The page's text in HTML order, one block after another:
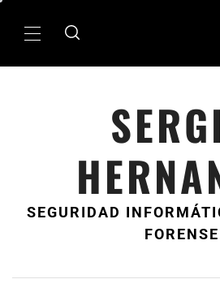
MenÃº
SEGURIDAD
FORENSE